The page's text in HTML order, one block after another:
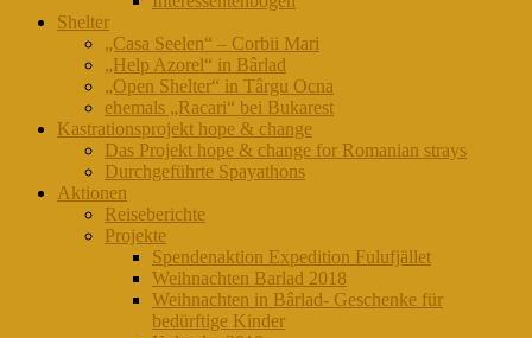
Shelter
„Casa Seelen“ – Corbii Mari
„Help Azorel“ in Bârlad
„Open Shelter“ in Târgu Ocna
ehemals „Racari“ bei Bukarest
Kastrationsprojekt hope & change
Das Projekt hope & change for Romanian strays
Durchgeführte Spayathons
Aktionen
Reiseberichte
Projekte
Spendenaktion Expedition Fulufjället
Weihnachten Barlad 2018
Weihnachten in Bârlad- Geschenke für
bedürftige Kinder